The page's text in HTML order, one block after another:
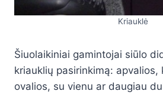
Kriauklė
Šiuolaikiniai gamintojai siūlo
kriauklių pasirinkimą: apvalios,
ovalios, su vienu ar daugiau